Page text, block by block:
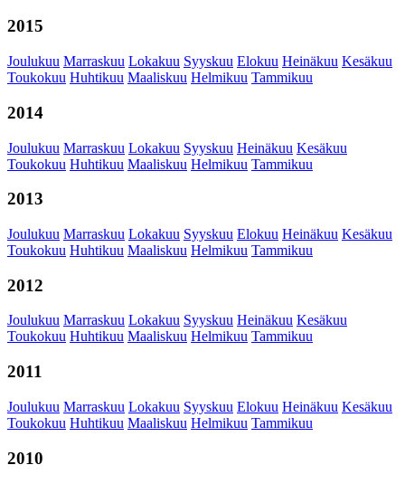
2015
Joulukuu Marraskuu Lokakuu Syyskuu Elokuu Heinäkuu Kesäkuu
Toukokuu Huhtikuu Maaliskuu Helmikuu Tammikuu
2014
Joulukuu Marraskuu Lokakuu Syyskuu Heinäkuu Kesäkuu
Toukokuu Huhtikuu Maaliskuu Helmikuu Tammikuu
2013
Joulukuu Marraskuu Lokakuu Syyskuu Elokuu Heinäkuu Kesäkuu
Toukokuu Huhtikuu Maaliskuu Helmikuu Tammikuu
2012
Joulukuu Marraskuu Lokakuu Syyskuu Heinäkuu Kesäkuu
Toukokuu Huhtikuu Maaliskuu Helmikuu Tammikuu
2011
Joulukuu Marraskuu Lokakuu Syyskuu Elokuu Heinäkuu Kesäkuu
Toukokuu Huhtikuu Maaliskuu Helmikuu Tammikuu
2010